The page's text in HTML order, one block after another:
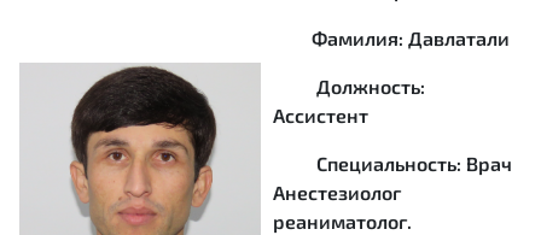
Фамилия: Давлатали
Должность:
Ассистент
Специальность: Врач
Анестезиолог
реаниматолог.